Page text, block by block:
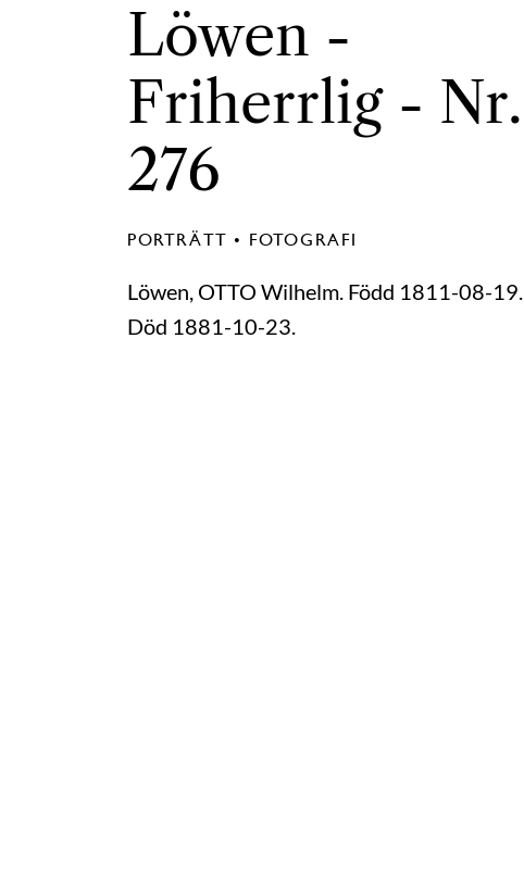
Löwen -
Friherrlig - Nr.
276
PORTRÄTT • FOTOGRAFI
Löwen, OTTO Wilhelm. Född 1811-08-19.
Död 1881-10-23.